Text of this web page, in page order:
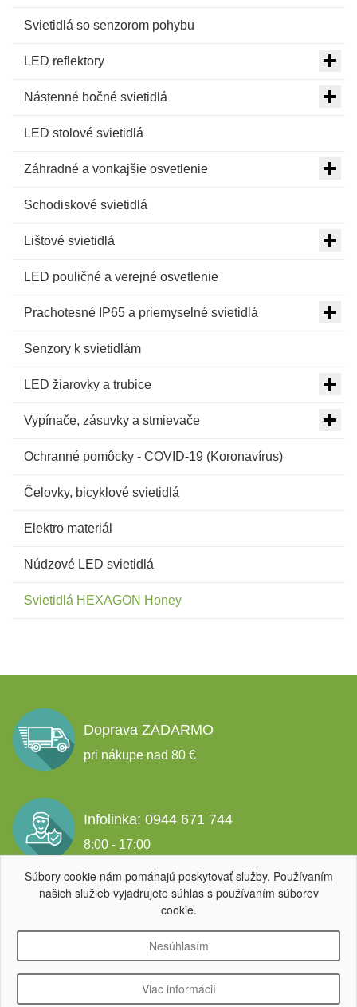
Svietidlá so senzorom pohybu
LED reflektory
Nástenné bočné svietidlá
LED stolové svietidlá
Záhradné a vonkajšie osvetlenie
Schodiskové svietidlá
Lištové svietidlá
LED pouličné a verejné osvetlenie
Prachotesné IP65 a priemyselné svietidlá
Senzory k svietidlám
LED žiarovky a trubice
Vypínače, zásuvky a stmievače
Ochranné pomôcky - COVID-19 (Koronavírus)
Čelovky, bicyklové svietidlá
Elektro materiál
Núdzové LED svietidlá
Svietidlá HEXAGON Honey
Doprava ZADARMO
pri nákupe nad 80 €
Infolinka: 0944 671 744
8:00 - 17:00
Garancia spokojnosti
Copyright ©ECO SPOL, s.r.o., IČO: 52 226 662,
Súbory cookie nám pomáhajú poskytovať služby. Používaním
našich služieb vyjadrujete súhlas s používaním súborov
cookie.
Nesúhlasím
Viac informácií